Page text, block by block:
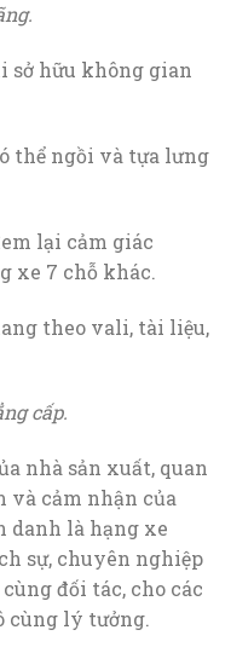
sở hữu không gian
thể ngồi và tựa lưng
lại cảm giác
xe 7 chỗ khác.
theo vali, tài liệu,
cấp.
nhà sản xuất, quan
và cảm nhận của
danh là hạng xe
sự, chuyên nghiệp
đối tác, cho các
cùng lý tưởng.